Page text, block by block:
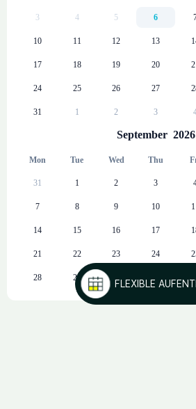
FLEXIBLE
Öko-Annehmlichkeiten
KÜCHE
Amerikanische Designerküche
Komplettes Küchengeschirr
Ceran-Kochfeld
Mikrowelle
Kessel
Willkommens-Küchenset
Italienische Kaffeemaschine
KONNEKTIVITÄT UND
3 4 5 6
10 11 12 13
17 18 19 20
24 25 26 27
31 1 2 3
September 2026
Mon Tue Wed Thu
31 1 2 3
7 8 9 10
14 15 16 17
21 22 23 24
28 29 30 1 2